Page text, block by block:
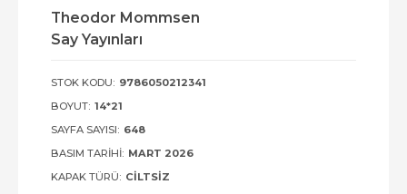
Theodor Mommsen
Say Yayınları
STOK KODU: 9786050212341
BOYUT: 14*21
SAYFA SAYISI: 648
BASIM TARIHI: MART 2026
KAPAK TÜRÜ: CILTSIZ